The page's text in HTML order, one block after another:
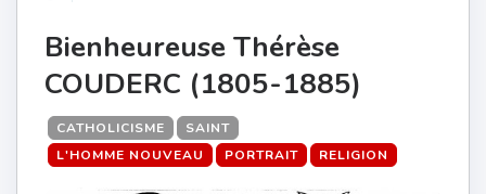
Bienheureuse Thérèse
COUDERC (1805-1885)
CATHOLICISME
SAINT
L'HOMME NOUVEAU
PORTRAIT RELIGION